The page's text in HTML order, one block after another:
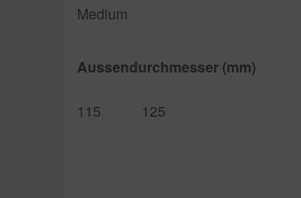
Medium
Aussendurchmesser (mm)
115 125